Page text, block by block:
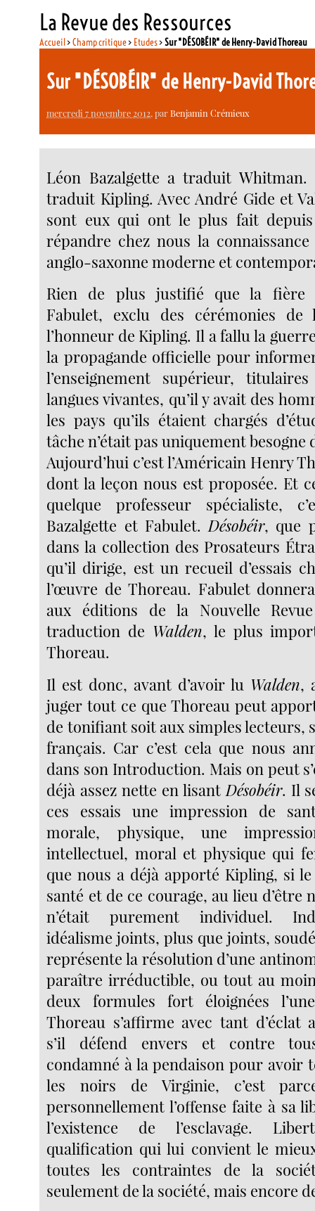
La Revue des Ressources
Accueil>Champ critique> Etudes>Sur "DÉSOBÉIR" de Henry-David Thoreau
Sur "DÉSOBÉIR" de Henry-David
mercredi 7 novembre 2012, parBenjamin Crémieux
Léon Bazalgette a traduit
traduit Kipling. Avec André Gide et
sont eux qui ont le plus fait
répandre chez nous la
anglo-saxonne moderne et
Rien de plus justifié que la fière
Fabulet, exclu des cérémonies de
l’honneur de Kipling. Il a fallu la
la propagande officielle pour
l’enseignement supérieur,
langues vivantes, qu’il y avait des
les pays qu’ils étaient chargés
tâche n’était pas uniquement
Aujourd’hui c’est l’Américain Henry
dont la leçon nous est proposée. Et
quelque professeur spécialiste,
Bazalgette et Fabulet.Désobéir, que
dans la collection des Prosateurs
qu’il dirige, est un recueil d’essais
l’œuvre de Thoreau. Fabulet
aux éditions de la Nouvelle
traduction de Walden, le plus
Thoreau.
Il est donc, avant d’avoir lu Walden,
juger tout ce que Thoreau peut
de tonifiant soit aux simples lecteurs,
français. Car c’est cela que nous
dans son Introduction. Mais on peut
déjà assez nette en lisant Désobéir. Il
ces essais une impression de
morale, physique, une
intellectuel, moral et physique qui
que nous a déjà apporté Kipling, si
santé et de ce courage, au lieu d’être
n’était purement individuel.
idéalisme joints, plus que joints,
représente la résolution d’une
paraître irréductible, ou tout au
deux formules fort éloignées
Thoreau s’affirme avec tant d’éclat
s’il défend envers et contre
condamné à la pendaison pour avoir
les noirs de Virginie, c’est
personnellement l’offense faite à sa
l’existence de l’esclavage.
qualification qui lui convient le
toutes les contraintes de la
seulement de la société, mais encore